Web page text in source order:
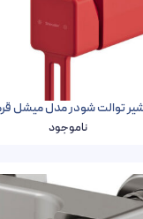
توالت شودر مدل میشل قرمز
ناموجود